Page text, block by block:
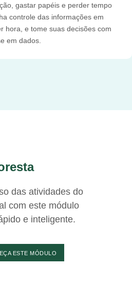
gastar papéis e perder tempo
controle das informações em
hora, e tome suas decisões com
em dados.
das atividades do
com este módulo
e inteligente.
ESTE MÓDULO